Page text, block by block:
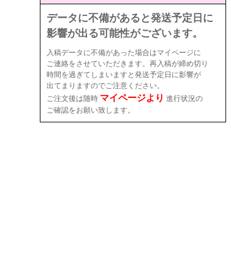
データに不備があると発送予定日に
影響が出る可能性がございます。
入稿データに不備があった場合はマイページに
ご連絡をさせていただきます。再入稿が締め切り
時間を過ぎてしまいますと発送予定日に影響が
出てまりますのでご注意ください。
ご注文後は随時 マイページより 進行状況の
ご確認をお願い致します。